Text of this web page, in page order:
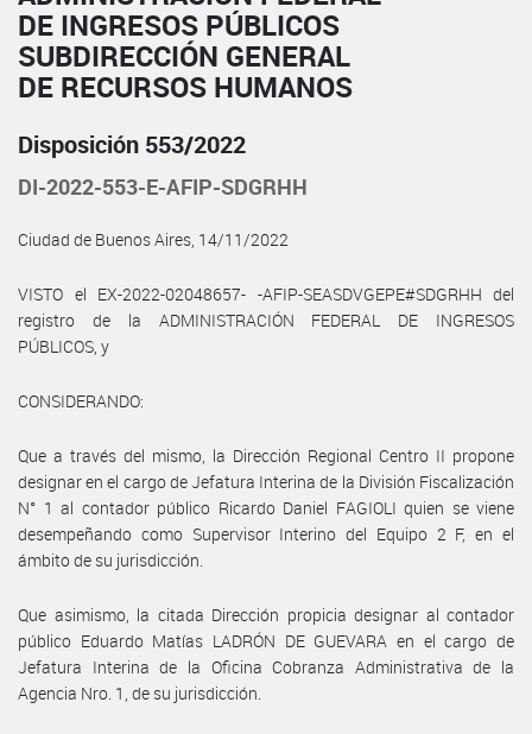
DE INGRESOS PÚBLICOS
SUBDIRECCIÓN GENERAL
DE RECURSOS HUMANOS
Disposición 553/2022
DI-2022-553-E-AFIP-SDGRHH
Ciudad de Buenos Aires, 14/11/2022
VISTO el EX-2022-02048657- -AFIP-SEASDVGEPE#SDGRHH del
registro de la ADMINISTRACIÓN FEDERAL DE INGRESOS
PÚBLICOS, y
CONSIDERANDO:
Que a través del mismo, la Dirección Regional Centro II propone
designar en el cargo de Jefatura Interina de la División Fiscalización
N° 1 al contador público Ricardo Daniel FAGIOLI quien se viene
desempeñando como Supervisor Interino del Equipo 2 F, en el
ámbito de su jurisdicción.
Que asimismo, la citada Dirección propicia designar al contador
público Eduardo Matías LADRÓN DE GUEVARA en el cargo de
Jefatura Interina de la Oficina Cobranza Administrativa de la
Agencia Nro. 1, de su jurisdicción.